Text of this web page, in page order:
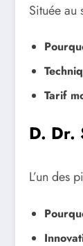
Située au
Tarif
D. Dr.
L’un des